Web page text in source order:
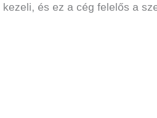
kezeli, és ez a cég felelős a